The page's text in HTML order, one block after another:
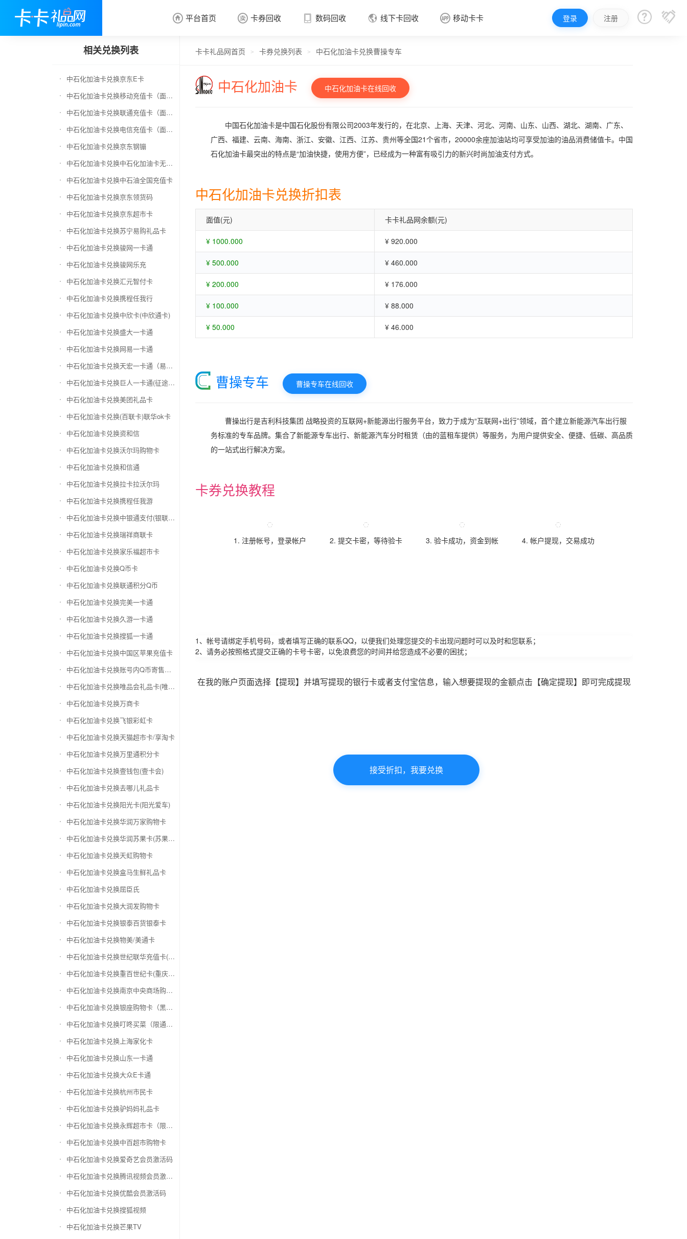
 平台首页  卡券回收
 卡券回收
 数码回收  线下卡回收  移动卡卡 登录 注册  
相关兑换列表
中石化加油卡兑换京东E卡
中石化加油卡兑换移动充值卡（面值千万别选错）
中石化加油卡兑换联通充值卡（面值千万别选错）
中石化加油卡兑换电信充值卡（面值千万别选错）
中石化加油卡兑换京东钢镚
中石化加油卡兑换中石化加油卡无卡号（面值千万别选错）
中石化加油卡兑换中石油全国充值卡
中石化加油卡兑换京东领货码
中石化加油卡兑换京东超市卡
中石化加油卡兑换苏宁易购礼品卡
中石化加油卡兑换骏网一卡通
中石化加油卡兑换骏网乐充
中石化加油卡兑换汇元智付卡
中石化加油卡兑换携程任我行
中石化加油卡兑换中欣卡(中欣通卡)
中石化加油卡兑换盛大一卡通
中石化加油卡兑换网易一卡通
中石化加油卡兑换天宏一卡通（易冲天宏卡）
中石化加油卡兑换巨人一卡通(征途卡)
中石化加油卡兑换美团礼品卡
中石化加油卡兑换(百联卡)联华ok卡
中石化加油卡兑换资和信
中石化加油卡兑换沃尔玛购物卡
中石化加油卡兑换和信通
中石化加油卡兑换拉卡拉沃尔玛
中石化加油卡兑换携程任我游
中石化加油卡兑换中银通支付(银联购物卡)
中石化加油卡兑换瑞祥商联卡
中石化加油卡兑换家乐福超市卡
中石化加油卡兑换Q币卡
中石化加油卡兑换联通积分Q币
中石化加油卡兑换完美一卡通
中石化加油卡兑换久游一卡通
中石化加油卡兑换搜狐一卡通
中石化加油卡兑换中国区苹果充值卡
中石化加油卡兑换账号内Q币寄售（维护中）
中石化加油卡兑换唯品会礼品卡(唯品卡)
中石化加油卡兑换万商卡
中石化加油卡兑换飞银彩虹卡
中石化加油卡兑换天猫超市卡/享淘卡
中石化加油卡兑换万里通积分卡
中石化加油卡兑换壹钱包(壹卡会)
中石化加油卡兑换去哪儿礼品卡
中石化加油卡兑换阳光卡(阳光爱车)
中石化加油卡兑换华润万家购物卡
中石化加油卡兑换华润苏果卡(苏果超市卡)（维护 请暂停提交）
中石化加油卡兑换天虹购物卡
中石化加油卡兑换盒马生鲜礼品卡
中石化加油卡兑换屈臣氏
中石化加油卡兑换大润发购物卡
中石化加油卡兑换银泰百货银泰卡
中石化加油卡兑换物美/美通卡
中石化加油卡兑换世纪联华充值卡(杭州联华)
中石化加油卡兑换重百世纪卡(重庆百货)
中石化加油卡兑换南京中央商场购物卡
中石化加油卡兑换银座购物卡（黑卡）
中石化加油卡兑换叮咚买菜（限通用礼品卡）
中石化加油卡兑换上海家化卡
中石化加油卡兑换山东一卡通
中石化加油卡兑换大众E卡通
中石化加油卡兑换杭州市民卡
中石化加油卡兑换驴妈妈礼品卡
中石化加油卡兑换永辉超市卡（限实体卡）
中石化加油卡兑换中百超市购物卡
中石化加油卡兑换爱奇艺会员激活码
中石化加油卡兑换腾讯视频会员激活码
中石化加油卡兑换优酷会员激活码
中石化加油卡兑换搜狐视频
中石化加油卡兑换芒果TV
卡卡礼品网首页 > 卡券兑换列表 > 中石化加油卡兑换曹操专车
中石化加油卡 中石化加油卡在线回收
中国石化加油卡是中国石化股份有限公司2003年发行的，在北京、上海、天津、河北、河南、山东、山西、湖北、湖南、广东、
广西、福建、云南、海南、浙江、安徽、江西、江苏、贵州等全国21个省市，20000余座加油站均可享受加油的油品消费储值卡。中国
石化加油卡最突出的特点是“加油快捷，使用方便”，已经成为一种富有吸引力的新兴时尚加油支付方式。
中石化加油卡兑换折扣表
面值(元) 卡卡礼品网余额(元)
¥ 1000.000 ¥ 920.000
¥ 500.000 ¥ 460.000
¥ 200.000 ¥ 176.000
¥ 100.000 ¥ 88.000
¥ 50.000 ¥ 46.000
曹操专车 曹操专车在线回收
曹操出行是吉利科技集团 战略投资的互联网+新能源出行服务平台，致力于成为“互联网+出行”领域，首个建立新能源汽车出行服
务标准的专车品牌。集合了新能源专车出行、新能源汽车分时租赁（由的蓝租车提供）等服务，为用户提供安全、便捷、低碳、高品质
的一站式出行解决方案。
卡券兑换教程
1. 注册帐号，登录帐户 2. 提交卡密，等待验卡 3. 验卡成功，资金到帐 4. 帐户提现，交易成功
1、帐号请绑定手机号码，或者填写正确的联系QQ，以便我们处理您提交的卡出现问题时可以及时和您联系；
2、请务必按照格式提交正确的卡号卡密，以免浪费您的时间并给您造成不必要的困扰；
在我的账户页面选择【提现】并填写提现的银行卡或者支付宝信息，输入想要提现的金额点击【确定提现】即可完成提现
接受折扣，我要兑换